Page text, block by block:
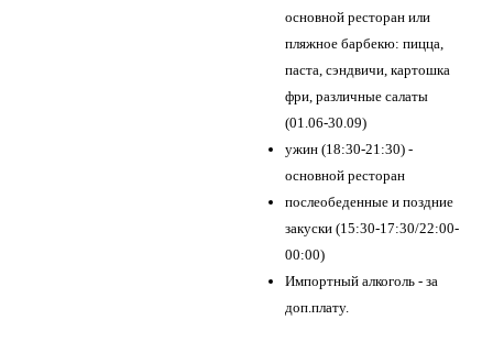
основной ресторан или
пляжное барбекю: пицца,
паста, сэндвичи, картошка
фри, различные салаты
(01.06-30.09)
ужин (18:30-21:30) -
основной ресторан
послеобеденные и поздние
закуски (15:30-17:30/22:00-
00:00)
Импортный алкоголь - за
доп.плату.